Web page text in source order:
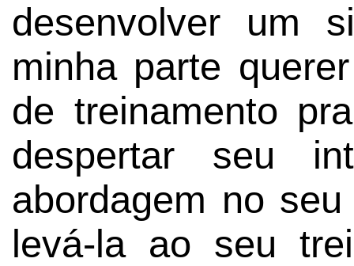
desenvolver um
minha parte
de treinamento
despertar seu
abordagem no
levá-la ao seu